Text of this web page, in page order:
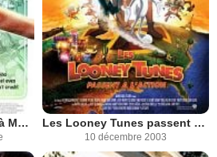
Hollywood se déchaine à Manille Les Looney Tunes passent à l'action
10 décembre 2003